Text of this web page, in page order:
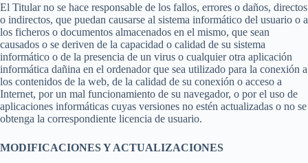
El Titular no se hace responsable de los fallos, errores o daños, directos
o indirectos, que puedan causarse al sistema informático del usuario o a
los ficheros o documentos almacenados en el mismo, que sean
causados o se deriven de la capacidad o calidad de su sistema
informático o de la presencia de un virus o cualquier otra aplicación
informática dañina en el ordenador que sea utilizado para la conexión a
los contenidos de la web, de la calidad de su conexión o acceso a
Internet, por un mal funcionamiento de su navegador, o por el uso de
aplicaciones informáticas cuyas versiones no estén actualizadas o no se
obtenga la correspondiente licencia de usuario.
MODIFICACIONES Y ACTUALIZACIONES